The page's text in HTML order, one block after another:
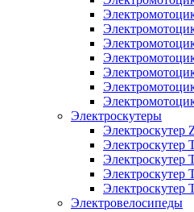
Электроскутеры
Электроскутер
Электроскутер
Электроскутер
Электроскутер
Электровелосипеды